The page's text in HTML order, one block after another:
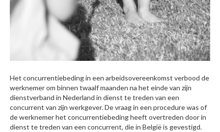
Het concurrentiebeding in een arbeidsovereenkomst verbood de
werknemer om binnen twaalf maanden na het einde van zijn
dienstverband in Nederland in dienst te treden van een
concurrent van zijn werkgever. De vraag in een procedure was of
de werknemer het concurrentiebeding heeft overtreden door in
dienst te treden van een concurrent, die in België is gevestigd.